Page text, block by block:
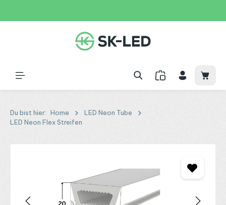
Du bist hier: Home
LED Neon Tube
LED Neon Flex Streifen